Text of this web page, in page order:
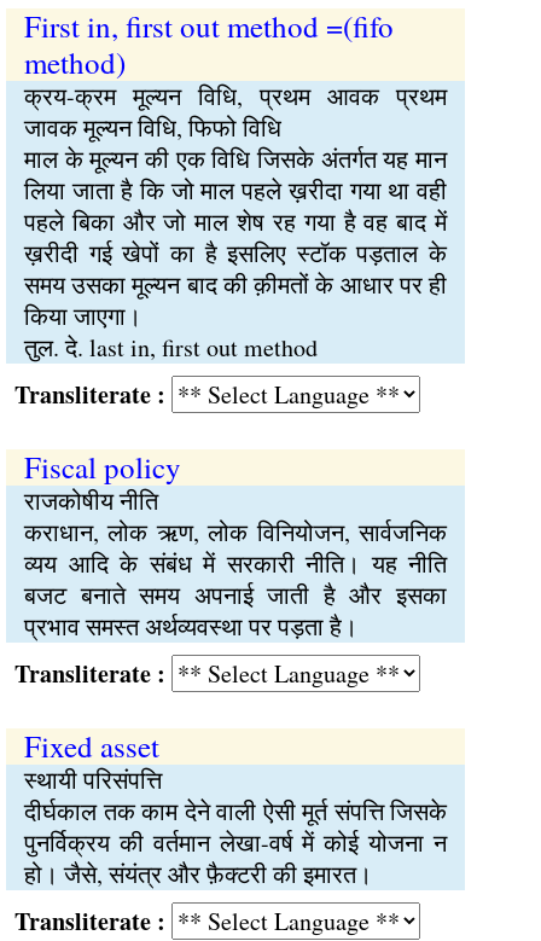
First in, first out method =(fifo
method)
क्रय-क्रम मूल्यन विधि, प्रथम आवक प्रथम
जावक मूल्यन विधि, फिफो विधि
माल के मूल्यन की एक विधि जिसके अंतर्गत यह मान
लिया जाता है कि जो माल पहले ख़रीदा गया था वही
पहले बिका और जो माल शेष रह गया है वह बाद में
ख़रीदी गई खेपों का है इसलिए स्टॉक पड़ताल के
समय उसका मूल्यन बाद की क़ीमतों के आधार पर ही
किया जाएगा।
तुल. दे. last in, first out method
:
Fiscal policy
राजकोषीय नीति
कराधान, लोक ऋण, लोक विनियोजन, सार्वजनिक
व्यय आदि के संबंध में सरकारी नीति। यह नीति
बजट बनाते समय अपनाई जाती है और इसका
प्रभाव समस्त अर्थव्यवस्था पर पड़ता है।
:
Fixed asset
स्थायी परिसंपत्ति
दीर्घकाल तक काम देने वाली ऐसी मूर्त संपत्ति जिसके
पुनर्विक्रय की वर्तमान लेखा-वर्ष में कोई योजना न
हो। जैसे, संयंत्र और फ़ैक्टरी की इमारत।
: